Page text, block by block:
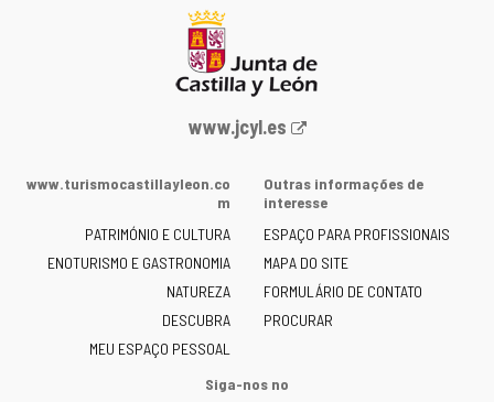
Portal
Junta
Castilla
y
León
-
www.jcyl.es
www.turismocastillayleon.co
m
PATRIMÓNIO E CULTURA
ENOTURISMO E GASTRONOMIA
NATUREZA
DESCUBRA
MEU ESPAÇO PESSOAL
Outras informações de
interesse
ESPAÇO PARA PROFISSIONAIS
MAPA DO SITE
FORMULÁRIO DE CONTATO
PROCURAR
Siga-nos no